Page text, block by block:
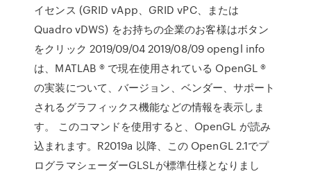
イセンス (GRID vApp、GRID vPC、または
Quadro vDWS) をお持ちの企業のお客様はボタン
をクリック 2019/09/04 2019/08/09 opengl info
は、MATLAB ® で現在使用されている OpenGL ®
の実装について、バージョン、ベンダー、サポート
されるグラフィックス機能などの情報を表示しま
す。 このコマンドを使用すると、OpenGL が読み
込まれます。R2019a 以降、この OpenGL 2.1でプ
ログラマシェーダーGLSLが標準仕様となりまし